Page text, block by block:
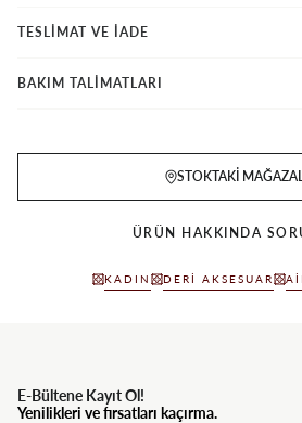
TESLİMAT VE İADE
BAKIM TALİMATLARI
STOKTAKI
ÜRÜN HAKKINDA
KADIN DERI AKSESUAR
E-Bültene Kayıt Ol!
Yenilikleri ve fırsatları kaçırma.